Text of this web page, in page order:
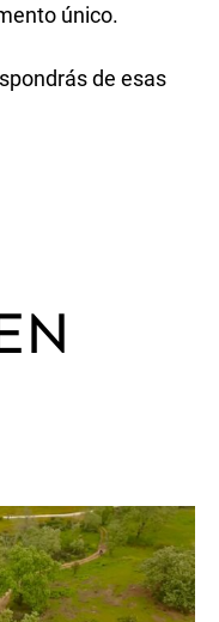
único.
de esas